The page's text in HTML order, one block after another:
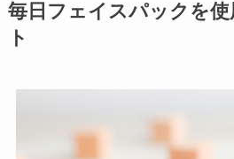
毎日フェイスパックを
ト